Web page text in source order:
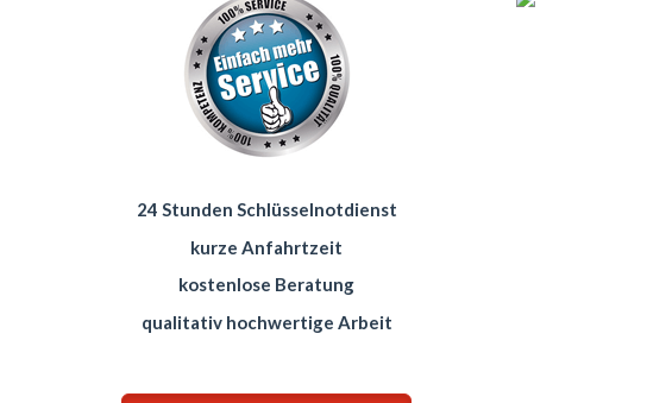
24 Stunden Schlüsselnotdienst
kurze Anfahrtzeit
kostenlose Beratung
qualitativ hochwertige Arbeit